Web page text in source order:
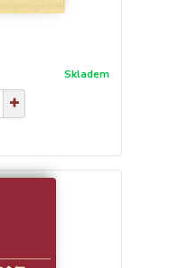
Skladem